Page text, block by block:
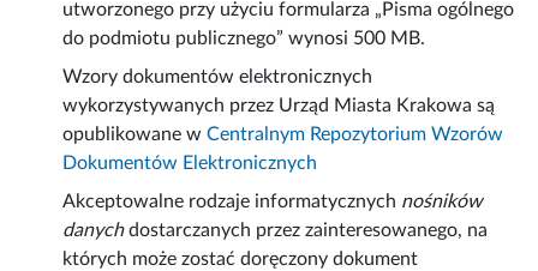
utworzonego przy użyciu formularza „Pisma ogólnego
do podmiotu publicznego” wynosi 500 MB.
Wzory dokumentów elektronicznych
wykorzystywanych przez Urząd Miasta Krakowa są
opublikowane wCentralnym Repozytorium Wzorów
Dokumentów Elektronicznych
Akceptowalne rodzaje informatycznych nośników
danychdostarczanych przez zainteresowanego, na
których może zostać doręczony dokument